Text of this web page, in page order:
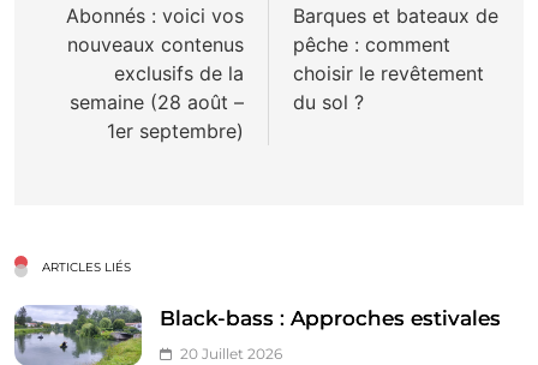
de
l’article
Abonnés : voici vos
nouveaux contenus
exclusifs de la
semaine (28 août –
1er septembre)
Barques et bateaux de
pêche : comment
choisir le revêtement
du sol ?
ARTICLES LIÉS
Black-bass : Approches estivales
20 Juillet 2026